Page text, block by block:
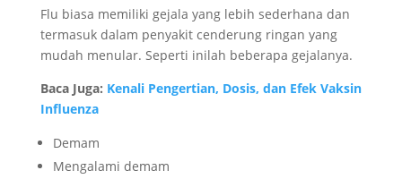
Flu biasa memiliki gejala yang lebih sederhana dan
termasuk dalam penyakit cenderung ringan yang
mudah menular. Seperti inilah beberapa gejalanya.
Baca Juga: Kenali Pengertian, Dosis, dan Efek Vaksin
Influenza
Demam
Mengalami demam